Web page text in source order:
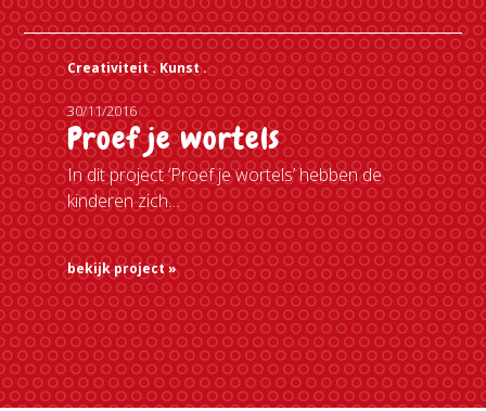
Creativiteit .Kunst .
30/11/2016
Proef je wortels
In dit project ‘Proef je wortels’ hebben de
kinderen zich…
bekijk project »